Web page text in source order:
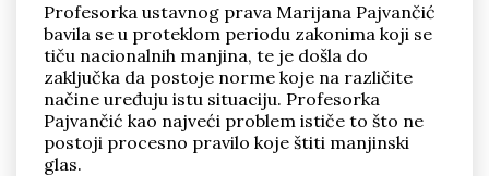
Profesorka ustavnog prava Marijana Pajvančić
bavila se u proteklom periodu zakonima koji se
tiču nacionalnih manjina, te je došla do
zaključka da postoje norme koje na različite
načine uređuju istu situaciju. Profesorka
Pajvančić kao najveći problem ističe to što ne
postoji procesno pravilo koje štiti manjinski
glas.